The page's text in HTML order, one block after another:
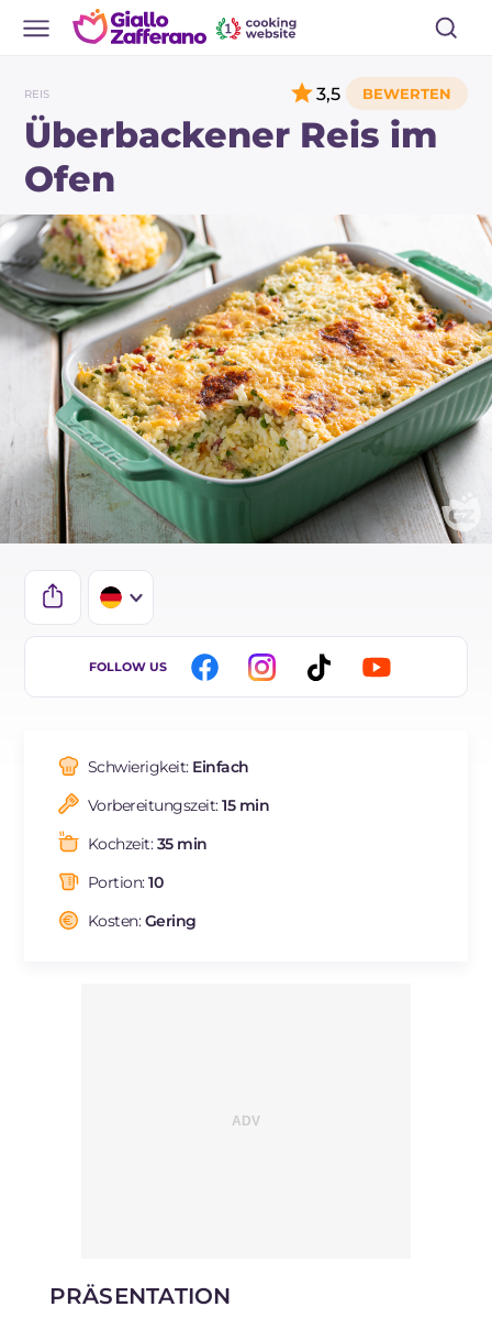
REIS
Überbackener Reis im
Ofen
3,5
IT
ES
BR
NL
FOLLOW US
Schwierigkeit: Einfach
Vorbereitungszeit:15 min
Kochzeit:35 min
Portion:10
Kosten:Gering
PRÄSENTATION